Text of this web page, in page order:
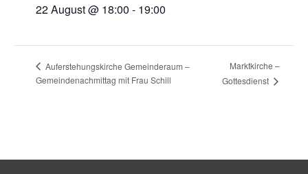
22 August @ 18:00 - 19:00
Auferstehungskirche Gemeinderaum –
Gemeindenachmittag mit Frau Schill
Marktkirche –
Gottesdienst